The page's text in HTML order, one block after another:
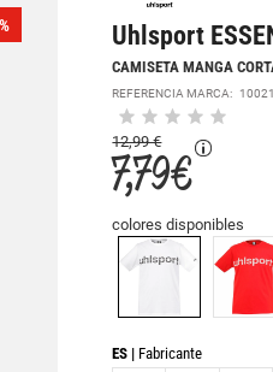
Uhlsport
CAMISETA MANGA
REFERENCIA MARCA:
12,99 €
7,79 €
colores disponibles
ES
Fabricante
%